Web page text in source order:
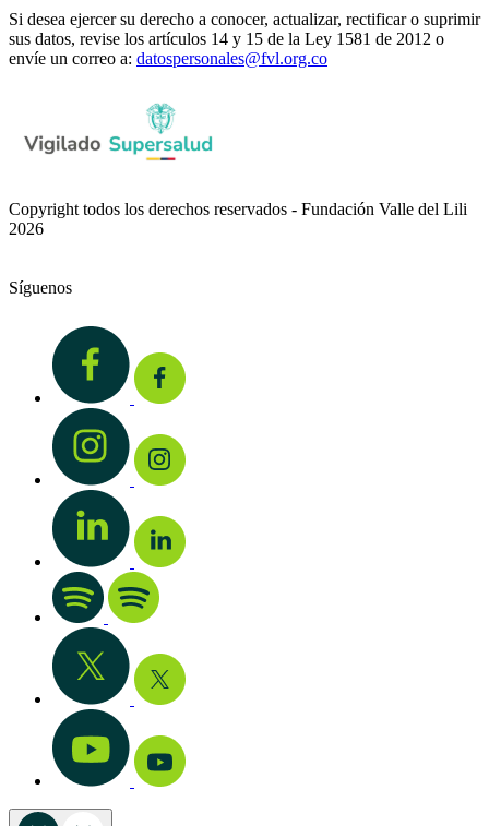
Si desea ejercer su derecho a conocer, actualizar, rectificar o suprimir
sus datos, revise los artículos 14 y 15 de la Ley 1581 de 2012 o
envíe un correo a: datospersonales@fvl.org.co
Copyright todos los derechos reservados - Fundación Valle del Lili
2026
Síguenos